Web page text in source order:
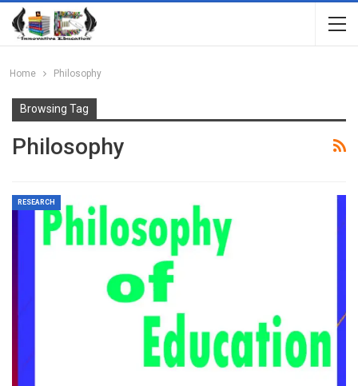
Home Philosophy
Browsing Tag
Philosophy
RESEARCH